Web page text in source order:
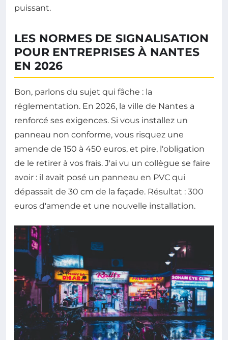
puissant.
LES NORMES DE SIGNALISATION
POUR ENTREPRISES À NANTES
EN 2026
Bon, parlons du sujet qui fâche : la
réglementation. En 2026, la ville de Nantes a
renforcé ses exigences. Si vous installez un
panneau non conforme, vous risquez une
amende de 150 à 450 euros, et pire, l'obligation
de le retirer à vos frais. J'ai vu un collègue se faire
avoir : il avait posé un panneau en PVC qui
dépassait de 30 cm de la façade. Résultat : 300
euros d'amende et une nouvelle installation.